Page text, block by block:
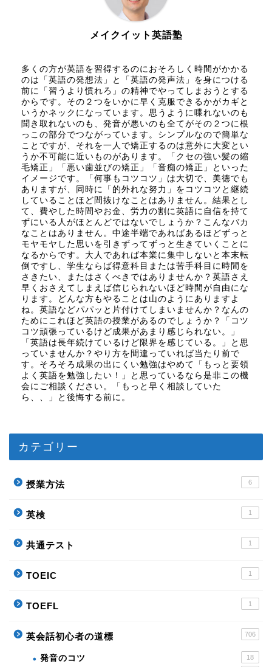
メイクイット英語塾
多くの方が英語を習得するのにおそろしく時間がかかる
のは「英語の発想法」と「英語の発声法」を身につける
前に「習うより慣れろ」の精神でやってしまおうとする
からです。その２つをいかに早く克服できるかがカギと
いうかネックになっています。思うように喋れないのも
聞き取れないのも、発音が悪いのも全てがその２つに根
っこの部分でつながっています。シンプルなので簡単な
ことですが、それを一人で矯正するのは意外に大変とい
うか不可能に近いものがあります。「クセの強い髪の縮
毛矯正」「悪い歯並びの矯正」「音痴の矯正」といった
イメージです。「何事もコツコツ」は大切で、美徳でも
ありますが、同時に「的外れな努力」をコツコツと継続
していることほど間抜けなことはありません。結果とし
て、費やした時間やお金、労力の割に英語に自信を持て
ずにいる人がほとんどではないでしょうか？こんなバカ
なことはありません。中途半端であればあるほどずっと
モヤモヤした思いを引きずってずっと生きていくことに
なるからです。大人であれば本業に集中しないと本末転
倒ですし、学生ならば得意科目または苦手科目に時間を
さきたい、またはさくべきではありませんか？英語さえ
早くおさえてしまえば信じられないほど時間が自由にな
ります。どんな方もやることは山のようにありますよ
ね。英語などパパッと片付けてしまいませんか？なんの
ためにこれほど英語の授業があるのでしょうか？「コツ
コツ頑張っているけど成果があまり感じられない。」
「英語は長年続けているけど限界を感じている。」と思
っていませんか？やり方を間違っていれば当たり前で
す。そろそろ成果の出にくい勉強はやめて「もっと要領
よく英語を勉強したい！」と思っているなら是非この機
会にご相談ください。「もっと早く相談していた
ら、、」と後悔する前に。
カテゴリー
授業方法 6
英検 1
共通テスト 1
TOEIC 1
TOEFL 1
英会話初心者の道標 706
発音のコツ 18